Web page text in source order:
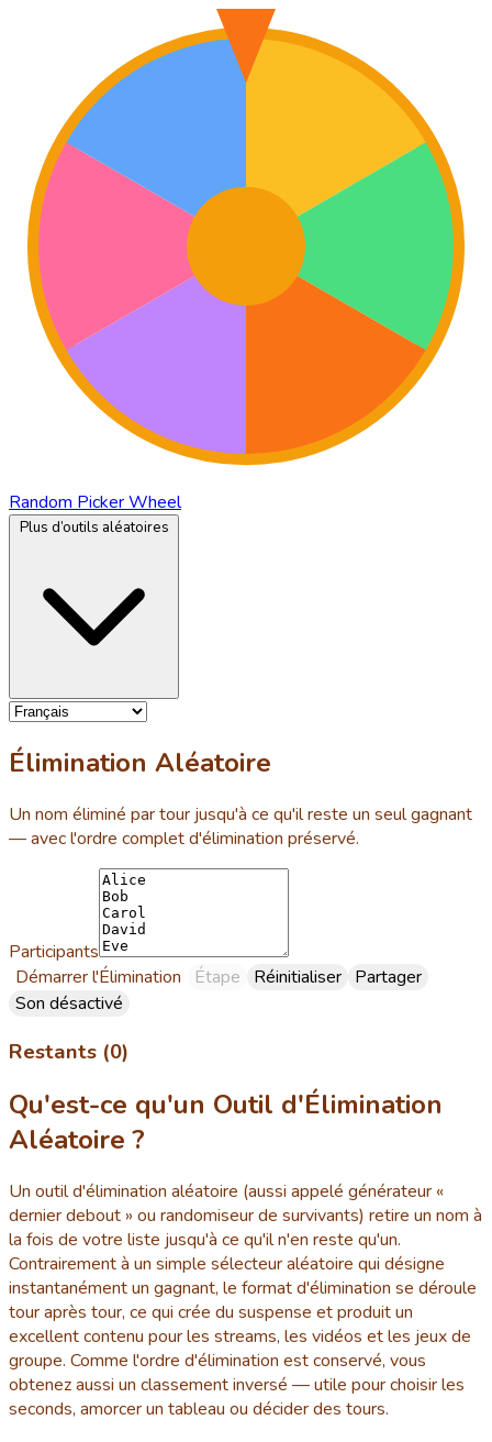
Random Picker Wheel
Élimination Aléatoire
Un nom éliminé par tour jusqu'à ce qu'il reste un seul gagnant
— avec l'ordre complet d'élimination préservé.
Participants
Démarrer l'Élimination
Étape Réinitialiser Partager
Son désactivé
Restants (0)
Qu'est-ce qu'un Outil d'Élimination
Aléatoire ?
Un outil d'élimination aléatoire (aussi appelé générateur «
dernier debout » ou randomiseur de survivants) retire un nom à
la fois de votre liste jusqu'à ce qu'il n'en reste qu'un.
Contrairement à un simple sélecteur aléatoire qui désigne
instantanément un gagnant, le format d'élimination se déroule
tour après tour, ce qui crée du suspense et produit un
excellent contenu pour les streams, les vidéos et les jeux de
groupe. Comme l'ordre d'élimination est conservé, vous
obtenez aussi un classement inversé — utile pour choisir les
seconds, amorcer un tableau ou décider des tours.